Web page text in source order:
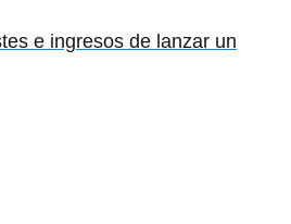
e ingresos de lanzar un